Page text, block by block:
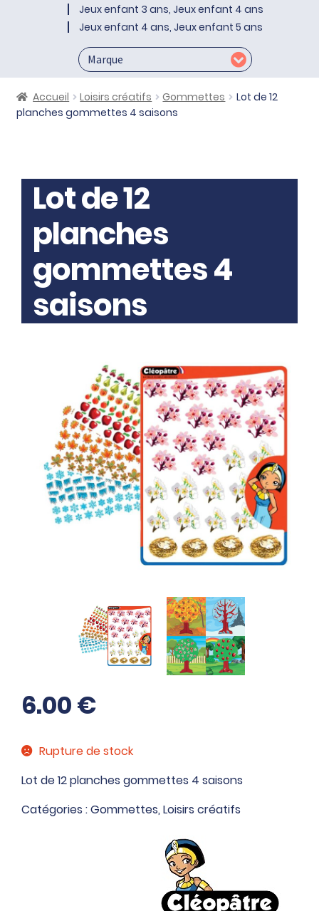
Jeux enfant 3 ans, Jeux enfant 4 ans
Jeux enfant 4 ans, Jeux enfant 5 ans
Accueil Loisirs créatifs Gommettes
Lot de 12
planches gommettes 4 saisons
Lot de 12
planches
gommettes 4
saisons
6.00€
Rupture de stock
Lot de 12 planches gommettes 4 saisons
Catégories :Gommettes, Loisirs créatifs